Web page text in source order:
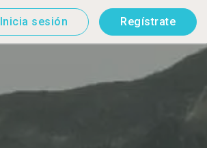
Inicia sesión Regístrate